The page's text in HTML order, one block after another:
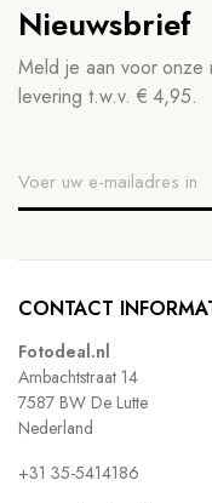
Nieuwsbrief
Meld je aan voor onze
levering t.w.v. € 4,95.
CONTACT
Fotodeal.nl
Ambachtstraat 14
7587 BW De Lutte
Nederland
+31 35-5414186